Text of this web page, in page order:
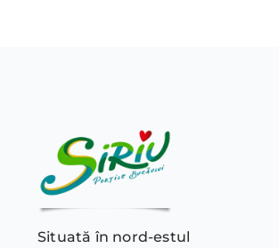
Situată în nord-estul